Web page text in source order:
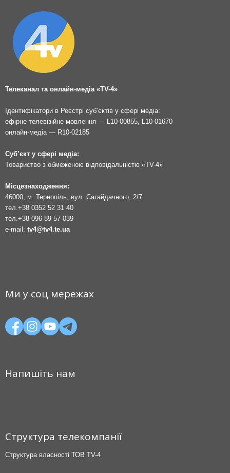
Телеканал та онлайн-медіа «TV-4»
Ідентифікатори в Реєстрі суб’єктів у сфері медіа:
ефірне телевізійне мовлення — L10-00855, L10-01670
онлайн-медіа — R10-02185
Суб’єкт у сфері медіа:
Товариство з обмеженою відповідальністю «TV-4»
Місцезнаходження:
46000, м. Тернопіль, вул. Сагайдачного, 2/7
тел. +38 0352 52 31 40
тел. +38 096 89 57 039
e-mail: tv4@tv4.te.ua
Ми у соц мережах
Напишіть нам
Структура телекомпанії
Структура власності ТОВ TV-4